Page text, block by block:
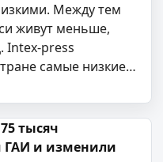
Между тем
живут меньше,
Intex-press
самые низкие…
тысяч
ГАИ и изменили